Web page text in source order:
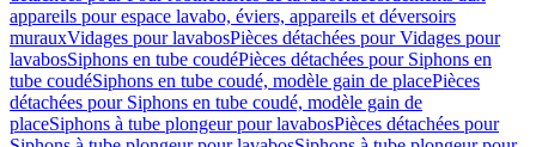
appareils pour espace lavabo, éviers, appareils et déversoirs
murauxVidages pour lavabosPièces détachées pour Vidages pour
lavabosSiphons en tube coudéPièces détachées pour Siphons en
tube coudéSiphons en tube coudé, modèle gain de placePièces
détachées pour Siphons en tube coudé, modèle gain de
placeSiphons à tube plongeur pour lavabosPièces détachées pour